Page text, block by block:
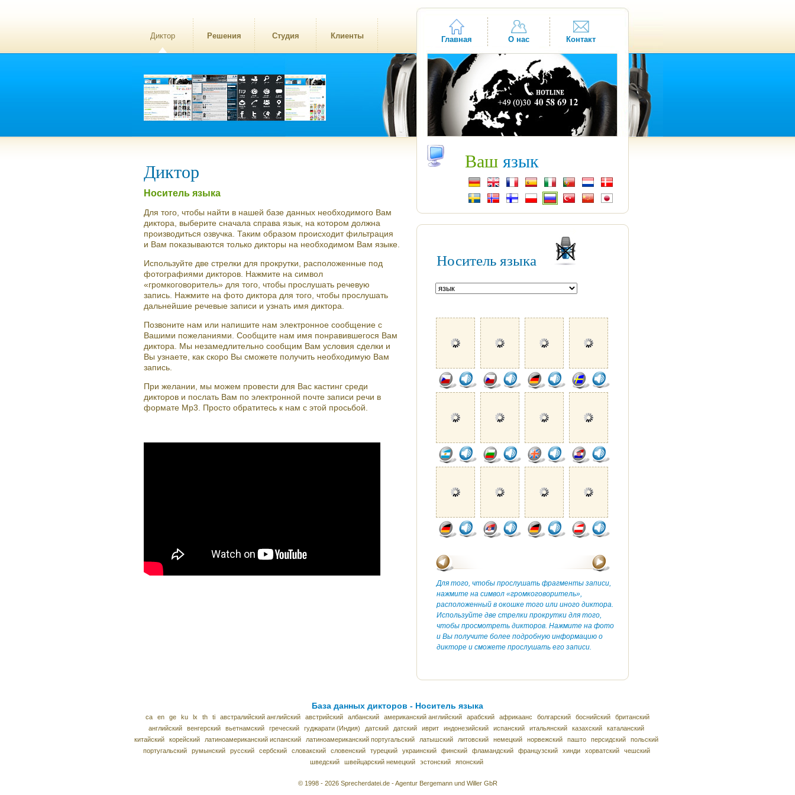
Диктор Решения Студия Клиенты Главная О нас Контакт
Диктор
Носитель языка
Для того, чтобы найти в нашей базе данных необходимого Вам
диктора, выберите сначала справа язык, на котором должна
производиться озвучка. Таким образом происходит фильтрация
и Вам показываются только дикторы на необходимом Вам языке.
Используйте две стрелки для прокрутки, расположенные под
фотографиями дикторов. Нажмите на символ
«громкоговоритель» для того, чтобы прослушать речевую
запись. Нажмите на фото диктора для того, чтобы прослушать
дальнейшие речевые записи и узнать имя диктора.
Позвоните нам или напишите нам электронное сообщение с
Вашими пожеланиями. Сообщите нам имя понравившегося Вам
диктора. Мы незамедлительно сообщим Вам условия сделки и
Вы узнаете, как скоро Вы сможете получить необходимую Вам
запись.
При желании, мы можем провести для Вас кастинг среди
дикторов и послать Вам по электронной почте записи речи в
формате Mp3. Просто обратитесь к нам с этой просьбой.
Ваш язык
Носитель языка
Для того, чтобы прослушать фрагменты записи,
нажмите на символ «громкоговоритель»,
расположенный в окошке того или иного диктора.
Используйте две стрелки прокрутки для того,
чтобы просмотреть дикторов. Нажмите на фото
и Вы получите более подробную информацию о
дикторе и сможете прослушать его записи.
База данных дикторов - Носитель языка
ca en ge ku lx th ti австралийский английский австрийский албанский американский английский арабский африкаанс болгарский боснийский
британский
английский
венгерский вьетнамский греческий гуджарати (Индия) датский датский иврит индонезийский испанский итальянский казахский
каталанский
китайский
корейский латиноамериканский испанский латиноамериканский португальский латышский литовский немецкий норвежский пашто персидский
польский
португальский
румынский русский сербский словакский словенский турецкий украинский финский фламандский французский хинди хорватский
чешский
шведский
швейцарский немецкий эстонский японский
© 1998 - 2026 Sprecherdatei.de - Agentur Bergemann und Willer GbR